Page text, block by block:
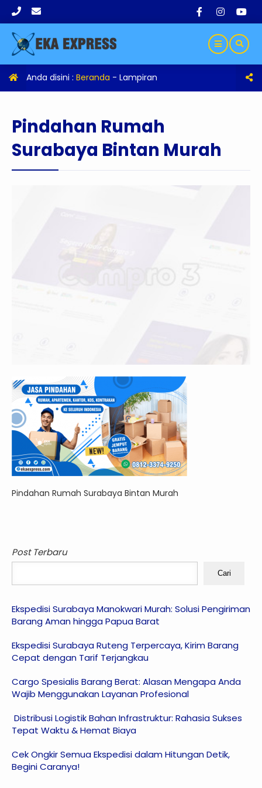
Anda disini : Beranda - Lampiran
Pindahan Rumah
Surabaya Bintan Murah
Pindahan Rumah Surabaya Bintan Murah
Post Terbaru
Cari
Ekspedisi Surabaya Manokwari Murah: Solusi Pengiriman
Barang Aman hingga Papua Barat
Ekspedisi Surabaya Ruteng Terpercaya, Kirim Barang
Cepat dengan Tarif Terjangkau
Cargo Spesialis Barang Berat: Alasan Mengapa Anda
Wajib Menggunakan Layanan Profesional
Distribusi Logistik Bahan Infrastruktur: Rahasia Sukses
Tepat Waktu & Hemat Biaya
Cek Ongkir Semua Ekspedisi dalam Hitungan Detik,
Begini Caranya!